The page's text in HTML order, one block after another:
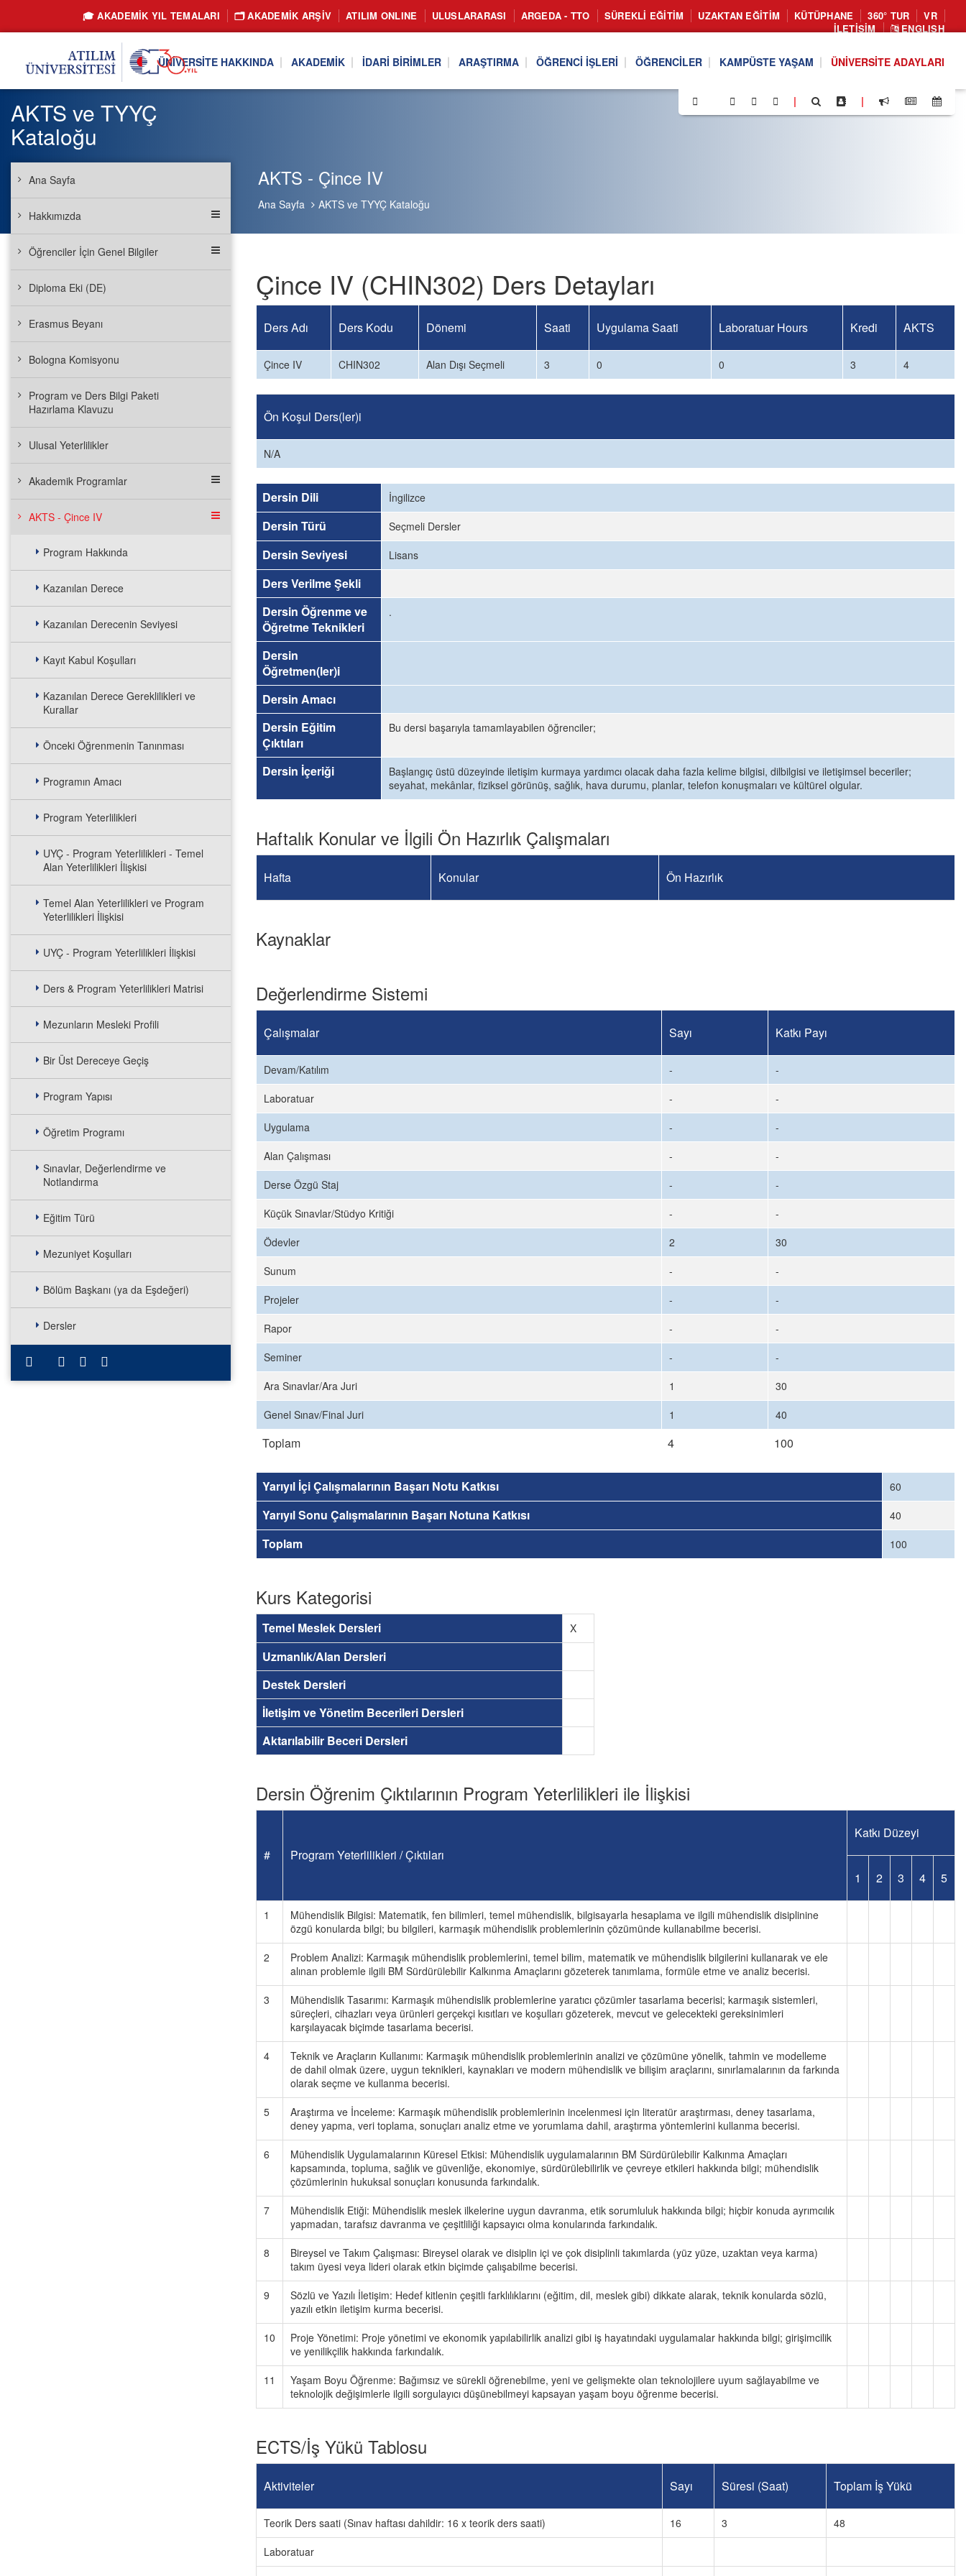
🎓 AKADEMİK YIL TEMALARI 🗂️ AKADEMIK ARŞIV ATILIM ONLINE ULUSLARARASI ARGEDA - TTO SÜREKLI EĞITIM UZAKTAN EĞITIM KÜTÜPHANE 360° TUR
VR
İLETIŞIM
ENGLISH
ÜNIVERSITE HAKKINDA AKADEMIK İDARI BIRIMLER ARAŞTIRMA ÖĞRENCI İŞLERI ÖĞRENCILER KAMPÜSTE YAŞAM ÜNIVERSITE ADAYLARI
| |
AKTS - Çince IV
Ana Sayfa AKTS ve TYYÇ Kataloğu
AKTS ve TYYÇ
Kataloğu
Ana Sayfa
Hakkımızda
Öğrenciler İçin Genel Bilgiler
Diploma Eki (DE)
Erasmus Beyanı
Bologna Komisyonu
Program ve Ders Bilgi Paketi
Hazırlama Klavuzu
Ulusal Yeterlilikler
Akademik Programlar
AKTS - Çince IV
Program Hakkında
Kazanılan Derece
Kazanılan Derecenin Seviyesi
Kayıt Kabul Koşulları
Kazanılan Derece Gereklilikleri ve
Kurallar
Önceki Öğrenmenin Tanınması
Programın Amacı
Program Yeterlilikleri
UYÇ - Program Yeterlilikleri - Temel
Alan Yeterlilikleri İlişkisi
Temel Alan Yeterlilikleri ve Program
Yeterlilikleri İlişkisi
UYÇ - Program Yeterlilikleri İlişkisi
Ders & Program Yeterlilikleri Matrisi
Mezunların Mesleki Profili
Bir Üst Dereceye Geçiş
Program Yapısı
Öğretim Programı
Sınavlar, Değerlendirme ve
Notlandırma
Eğitim Türü
Mezuniyet Koşulları
Bölüm Başkanı (ya da Eşdeğeri)
Dersler
Çince IV (CHIN302) Ders Detayları
Ders Adı Ders Kodu Dönemi Saati Uygulama Saati Laboratuar Hours Kredi AKTS
Çince IV CHIN302 Alan Dışı Seçmeli 3 0 0 3 4
Ön Koşul Ders(ler)i
N/A
Dersin Dili İngilizce
Dersin Türü Seçmeli Dersler
Dersin Seviyesi Lisans
Ders Verilme Şekli
Dersin Öğrenme ve
Öğretme Teknikleri
.
Dersin
Öğretmen(ler)i
Dersin Amacı
Dersin Eğitim
Çıktıları
Bu dersi başarıyla tamamlayabilen öğrenciler;
Dersin İçeriği
Başlangıç üstü düzeyinde iletişim kurmaya yardımcı olacak daha fazla kelime bilgisi, dilbilgisi ve iletişimsel beceriler;
seyahat, mekânlar, fiziksel görünüş, sağlık, hava durumu, planlar, telefon konuşmaları ve kültürel olgular.
Haftalık Konular ve İlgili Ön Hazırlık Çalışmaları
Hafta Konular Ön Hazırlık
Kaynaklar
Değerlendirme Sistemi
Çalışmalar Sayı Katkı Payı
Devam/Katılım -
-
Laboratuar
-
-
Uygulama
-
-
Alan Çalışması
-
-
Derse Özgü Staj
-
-
Küçük Sınavlar/Stüdyo Kritiği
-
-
Ödevler
2
30
Sunum
-
-
Projeler
-
-
Rapor
-
-
Seminer
-
-
Ara Sınavlar/Ara Juri
1
30
Genel Sınav/Final Juri
1 40
Toplam 4 100
Yarıyıl İçi Çalışmalarının Başarı Notu Katkısı 60
Yarıyıl Sonu Çalışmalarının Başarı Notuna Katkısı 40
Toplam 100
Kurs Kategorisi
Temel Meslek Dersleri X
Uzmanlık/Alan Dersleri
Destek Dersleri
İletişim ve Yönetim Becerileri Dersleri
Aktarılabilir Beceri Dersleri
Dersin Öğrenim Çıktılarının Program Yeterlilikleri ile İlişkisi
# Program Yeterlilikleri / Çıktıları
Katkı Düzeyi
1 2 3 4 5
1
Mühendislik Bilgisi: Matematik, fen bilimleri, temel mühendislik, bilgisayarla hesaplama ve ilgili mühendislik disiplinine
özgü konularda bilgi; bu bilgileri, karmaşık mühendislik problemlerinin çözümünde kullanabilme becerisi.
2
Problem Analizi: Karmaşık mühendislik problemlerini, temel bilim, matematik ve mühendislik bilgilerini kullanarak ve ele
alınan problemle ilgili BM Sürdürülebilir Kalkınma Amaçlarını gözeterek tanımlama, formüle etme ve analiz becerisi.
3
Mühendislik Tasarımı: Karmaşık mühendislik problemlerine yaratıcı çözümler tasarlama becerisi; karmaşık sistemleri,
süreçleri, cihazları veya ürünleri gerçekçi kısıtları ve koşulları gözeterek, mevcut ve gelecekteki gereksinimleri
karşılayacak biçimde tasarlama becerisi.
4
Teknik ve Araçların Kullanımı: Karmaşık mühendislik problemlerinin analizi ve çözümüne yönelik, tahmin ve modelleme
de dahil olmak üzere, uygun teknikleri, kaynakları ve modern mühendislik ve bilişim araçlarını, sınırlamalarının da farkında
olarak seçme ve kullanma becerisi.
5
Araştırma ve İnceleme: Karmaşık mühendislik problemlerinin incelenmesi için literatür araştırması, deney tasarlama,
deney yapma, veri toplama, sonuçları analiz etme ve yorumlama dahil, araştırma yöntemlerini kullanma becerisi.
6
Mühendislik Uygulamalarının Küresel Etkisi: Mühendislik uygulamalarının BM Sürdürülebilir Kalkınma Amaçları
kapsamında, topluma, sağlık ve güvenliğe, ekonomiye, sürdürülebilirlik ve çevreye etkileri hakkında bilgi; mühendislik
çözümlerinin hukuksal sonuçları konusunda farkındalık.
7
Mühendislik Etiği: Mühendislik meslek ilkelerine uygun davranma, etik sorumluluk hakkında bilgi; hiçbir konuda ayrımcılık
yapmadan, tarafsız davranma ve çeşitliliği kapsayıcı olma konularında farkındalık.
8
Bireysel ve Takım Çalışması: Bireysel olarak ve disiplin içi ve çok disiplinli takımlarda (yüz yüze, uzaktan veya karma)
takım üyesi veya lideri olarak etkin biçimde çalışabilme becerisi.
9
Sözlü ve Yazılı İletişim: Hedef kitlenin çeşitli farklılıklarını (eğitim, dil, meslek gibi) dikkate alarak, teknik konularda sözlü,
yazılı etkin iletişim kurma becerisi.
10
Proje Yönetimi: Proje yönetimi ve ekonomik yapılabilirlik analizi gibi iş hayatındaki uygulamalar hakkında bilgi; girişimcilik
ve yenilikçilik hakkında farkındalık.
11
Yaşam Boyu Öğrenme: Bağımsız ve sürekli öğrenebilme, yeni ve gelişmekte olan teknolojilere uyum sağlayabilme ve
teknolojik değişimlerle ilgili sorgulayıcı düşünebilmeyi kapsayan yaşam boyu öğrenme becerisi.
ECTS/İş Yükü Tablosu
Aktiviteler Sayı Süresi (Saat) Toplam İş Yükü
Teorik Ders saati (Sınav haftası dahildir: 16 x teorik ders saati) 16 3
48
Laboratuar